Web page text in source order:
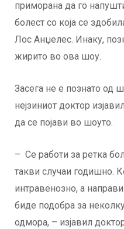
приморана да го
болест со која се
Лос Анџелес. Инаку,
жирито во ова шоу.
Засега не е познато од
нејзиниот доктор
да се појави во шоуто.
– Се работи за ретка
такви случаи годишно.
интравенозно, а
биде подобра за
одмора, – изјавил